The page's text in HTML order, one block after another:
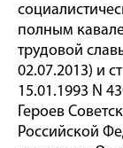
полным
трудовой
02.07.2013) и
15.01.1993 N
Героев
Российской